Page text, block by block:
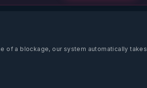
of a blockage, our system automatically takes